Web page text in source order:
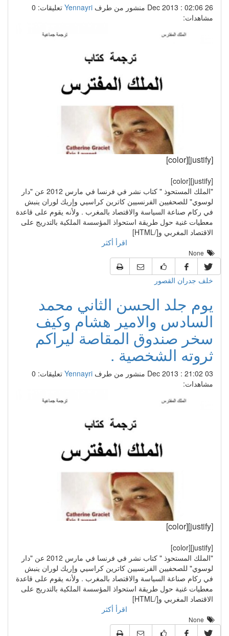
منشور من طرفYennayri تعليقات: 0
مشاهدات:
"الملك المستحوذ " كتاب نشر في فرنسا في مارس 2012 عن "دار
لوسوي" للصحفيين الفرنسيين كاترين كراسيي وإريك لوران ينبش
في ركام صناعة السياسة والاقتصاد بالمغرب . ولأنه يقوم على قاعدة
معطيات غنية حول طريقة استحواذ المؤسسة الملكية بالتدريج على
الاقتصاد المغربي و[/HTML]
اقرأ أكثر
None
خلف جدران القصور
يوم جلد الحسن الثاني محمد
السادس والامير هشام وكيف
سخر صندوق المقاصة ليراكم
ثروته الشخصية .
منشور من طرفYennayri تعليقات: 0
مشاهدات:
"الملك المستحوذ " كتاب نشر في فرنسا في مارس 2012 عن "دار
لوسوي" للصحفيين الفرنسيين كاترين كراسيي وإريك لوران ينبش
في ركام صناعة السياسة والاقتصاد بالمغرب . ولأنه يقوم على قاعدة
معطيات غنية حول طريقة استحواذ المؤسسة الملكية بالتدريج على
الاقتصاد المغربي و[/HTML]
اقرأ أكثر
None